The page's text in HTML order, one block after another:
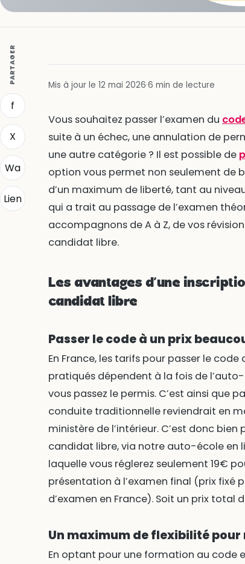
PARTAGER
f
X
Wa
Lien
Mis à jour le 12 mai 2026·6 min de lecture
Vous souhaitez passer l’examen du
suite à un échec, une annulation de
une autre catégorie ? Il est possible de
option vous permet non seulement de
d’un maximum de liberté, tant au
qui a trait au passage de l’examen
accompagnons de A à Z, de vos
candidat libre.
Les avantages d’une
candidat libre
Passer le code à un prix
En France, les tarifs pour passer le
pratiqués dépendent à la fois de
vous passez le permis. C’est ainsi que
conduite traditionnelle reviendrait en
ministère de l’intérieur. C’est donc
candidat libre, via notre auto-école en
laquelle vous réglerez seulement 19€
présentation à l’examen final (prix fixé
d’examen en France). Soit un prix total
Un maximum de flexibilité pour
En optant pour une formation au code